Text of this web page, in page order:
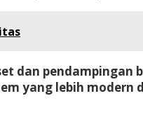
dan pendampingan
yang lebih modern